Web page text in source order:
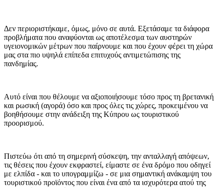
Δεν περιοριστήκαμε, όμως, μόνο σε αυτά. Εξετάσαμε τα διάφορα
προβλήματα που αναφύονται ως αποτέλεσμα των αυστηρών
υγειονομικών μέτρων που παίρνουμε και που έχουν φέρει τη χώρα
μας στα πιο υψηλά επίπεδα επιτυχούς αντιμετώπισης της
πανδημίας.
Αυτό είναι που θέλουμε να αξιοποιήσουμε τόσο προς τη βρετανική
και ρωσική (αγορά) όσο και προς όλες τις χώρες, προκειμένου να
βοηθήσουμε στην ανάδειξη της Κύπρου ως τουριστικού
προορισμού.
Πιστεύω ότι από τη σημερινή σύσκεψη, την ανταλλαγή απόψεων,
τις θέσεις που έχουν εκφραστεί, είμαστε σε ένα δρόμο που οδηγεί
με ελπίδα - και το υπογραμμίζω - σε μια σημαντική ανάκαμψη του
τουριστικού προϊόντος που είναι ένα από τα ισχυρότερα ατού της